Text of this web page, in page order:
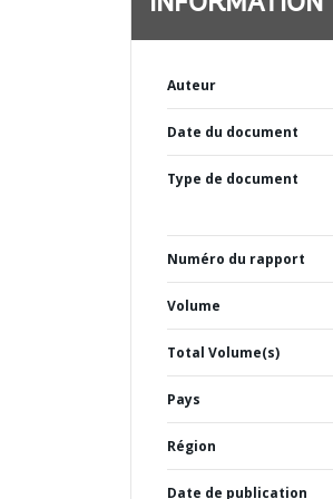
Auteur
Date du document
Type de document
Numéro du rapport
Volume
Total Volume(s)
Pays
Région
Date de publication